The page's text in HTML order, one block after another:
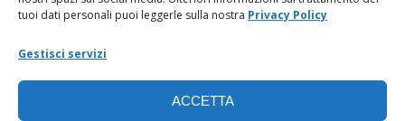
tuoi dati personali puoi leggerle sulla nostra Privacy Policy
Gestisci servizi
ACCETTA
Amministrazione Trasparente